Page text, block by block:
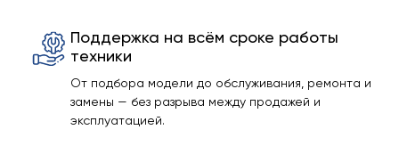
Поддержка на всём сроке работы
техники
От подбора модели до обслуживания, ремонта и
замены — без разрыва между продажей и
эксплуатацией.